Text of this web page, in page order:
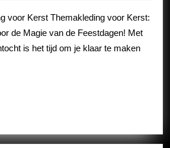
Laat
je
voor Kerst Themakleding voor Kerst:
de Magie van de Feestdagen! Met
is het tijd om je klaar te maken